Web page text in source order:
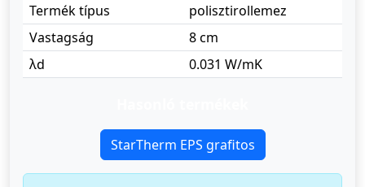
Termék típus
polisztirollemez
Vastagság
8 cm
λd
0.031 W/mK
StarTherm EPS grafitos